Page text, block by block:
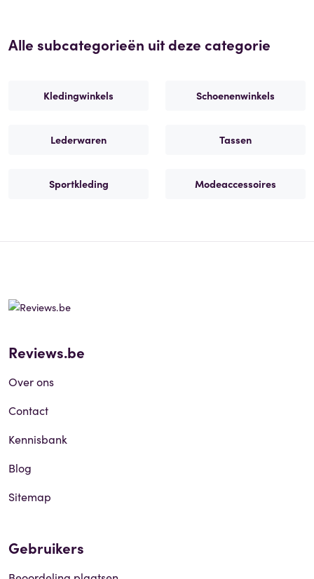
Alle subcategorieën uit deze categorie
Kledingwinkels Schoenenwinkels
Lederwaren Tassen
Sportkleding Modeaccessoires
Reviews.be
Over ons
Contact
Kennisbank
Blog
Sitemap
Gebruikers